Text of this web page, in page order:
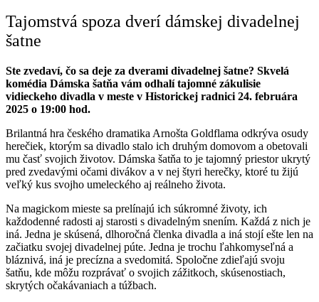
Tajomstvá spoza dverí dámskej divadelnej
šatne
Ste zvedaví, čo sa deje za dverami divadelnej šatne? Skvelá
komédia Dámska šatňa vám odhalí tajomné zákulisie
vidieckeho divadla v meste v Historickej radnici 24. februára
2025 o 19:00 hod.
Brilantná hra českého dramatika Arnošta Goldflama odkrýva osudy
herečiek, ktorým sa divadlo stalo ich druhým domovom a obetovali
mu časť svojich životov. Dámska šatňa to je tajomný priestor ukrytý
pred zvedavými očami divákov a v nej štyri herečky, ktoré tu žijú
veľký kus svojho umeleckého aj reálneho života.
Na magickom mieste sa prelínajú ich súkromné životy, ich
každodenné radosti aj starosti s divadelným snením. Každá z nich je
iná. Jedna je skúsená, dlhoročná členka divadla a iná stojí ešte len na
začiatku svojej divadelnej púte. Jedna je trochu ľahkomyseľná a
bláznivá, iná je precízna a svedomitá. Spoločne zdieľajú svoju
šatňu, kde môžu rozprávať o svojich zážitkoch, skúsenostiach,
skrytých očakávaniach a túžbach.